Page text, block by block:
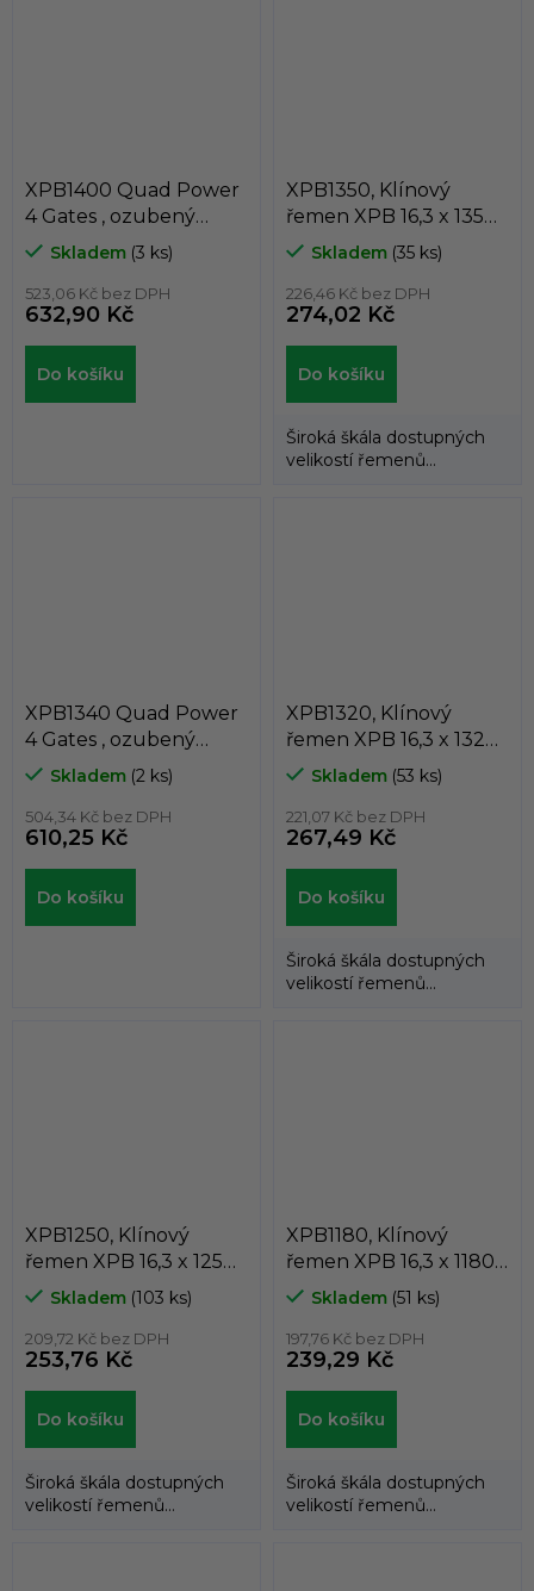
XPB1400 Quad Power
4 Gates , ozubený
klínový řemen XPB 16,3
Skladem (3 ks)
523,06 Kč bez DPH
632,90 Kč
Do košíku
XPB1350, Klínový
řemen XPB 16,3 x 1350
Lw, 1372 La, Dunlop
White Flash
Skladem (35 ks)
226,46 Kč bez DPH
274,02 Kč
Do košíku
Široká škála dostupných
velikostí řemenů
XPB1340 Quad Power
4 Gates , ozubený
klínový řemen XPB 16,3
Skladem (2 ks)
504,34 Kč bez DPH
610,25 Kč
Do košíku
XPB1320, Klínový
řemen XPB 16,3 x 1320
Lw, 1342 La, Dunlop
White Flash
Skladem (53 ks)
221,07 Kč bez DPH
267,49 Kč
Do košíku
Široká škála dostupných
velikostí řemenů
XPB1250, Klínový
řemen XPB 16,3 x 1250
Lw, 1272 La, Dunlop
White Flash
Skladem (103 ks)
209,72 Kč bez DPH
253,76 Kč
Do košíku
Široká škála dostupných
velikostí řemenů
XPB1180, Klínový
řemen XPB 16,3 x 1180
Lw, 1202 La, Dunlop
White Flash
Skladem (51 ks)
197,76 Kč bez DPH
239,29 Kč
Do košíku
Široká škála dostupných
velikostí řemenů